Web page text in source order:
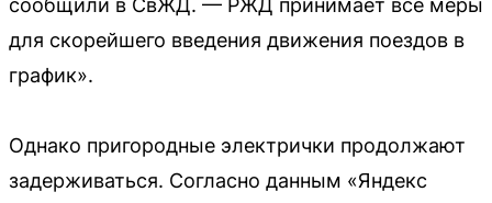
сообщили в СвЖД. — РЖД принимает все меры
для скорейшего введения движения поездов в
график».
Однако пригородные электрички продолжают
задерживаться. Согласно данным «Яндекс